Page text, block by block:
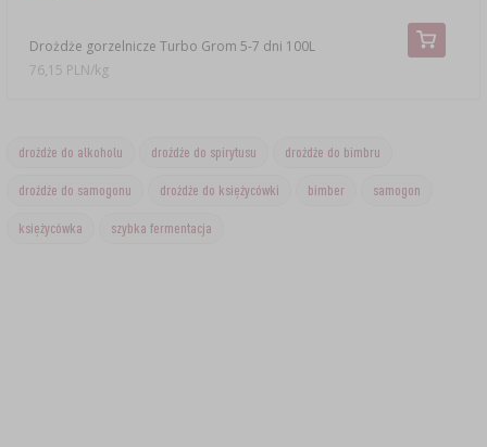
Drożdże gorzelnicze Turbo Grom 5-7 dni 100L
76,15 PLN/kg
drożdże do alkoholu drożdże do spirytusu drożdże do bimbru
drożdże do samogonu drożdże do księżycówki bimber samogon
księżycówka szybka fermentacja